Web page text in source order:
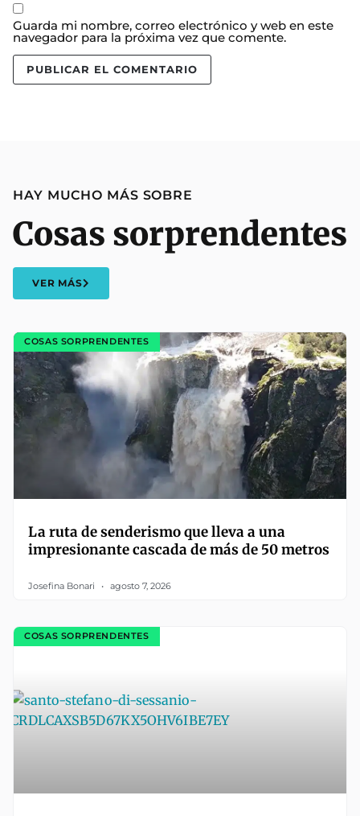
Guarda mi nombre, correo electrónico y web en este
navegador para la próxima vez que comente.
HAY MUCHO MÁS SOBRE
Cosas sorprendentes
VER MÁS
COSAS SORPRENDENTES
La ruta de senderismo que lleva a una
impresionante cascada de más de 50 metros
Josefina Bonari agosto 7, 2026
COSAS SORPRENDENTES